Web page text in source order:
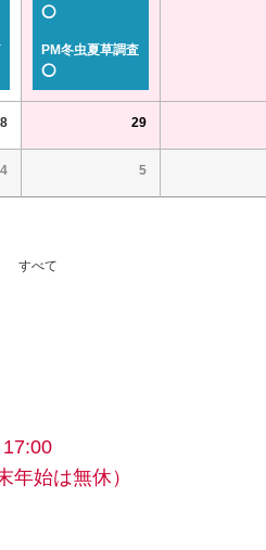
⭕
PM冬虫夏草調査
⭕
29
4 5
すべて
年始は無休）